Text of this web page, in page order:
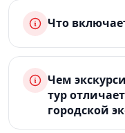
Что
Чем
тур
городской